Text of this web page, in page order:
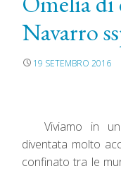
Navarro
19 SETEMBRO 2016
Viviamo in
diventata molto
confinato tra le